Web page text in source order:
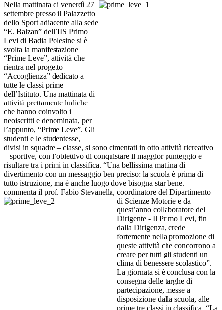
Nella mattinata di venerdì 27
settembre presso il Palazzetto
dello Sport adiacente alla sede
“E. Balzan” dell’IIS Primo
Levi di Badia Polesine si è
svolta la manifestazione
“Prime Leve”, attività che
rientra nel progetto
“Accoglienza” dedicato a
tutte le classi prime
dell’Istituto. Una mattinata di
attività prettamente ludiche
che hanno coinvolto i
neoiscritti e denominata, per
l’appunto, “Prime Leve”. Gli
studenti e le studentesse,
divisi in squadre – classe, si sono cimentati in otto attività ricreativo
– sportive, con l’obiettivo di conquistare il maggior punteggio e
risultare tra i primi in classifica. “Una bellissima mattina di
divertimento con un messaggio ben preciso: la scuola è prima di
tutto istruzione, ma è anche luogo dove bisogna star bene. –
commenta il prof. Fabio Stevanella, coordinatore del Dipartimento
di Scienze Motorie e da
quest’anno collaboratore del
Dirigente - Il Primo Levi, fin
dalla Dirigenza, crede
fortemente nella promozione di
queste attività che concorrono a
creare per tutti gli studenti un
clima di benessere scolastico”.
La giornata si è conclusa con la
consegna delle targhe di
partecipazione, messe a
disposizione dalla scuola, alle
prime tre classi in classifica. “La